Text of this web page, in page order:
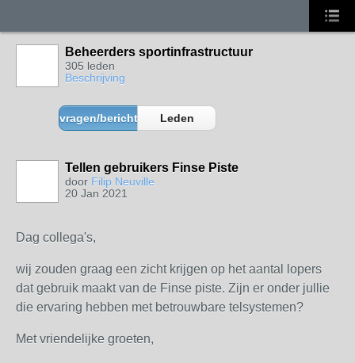
Beheerders sportinfrastructuur
305 leden
Beschrijving
vragen/berichten Leden
Tellen gebruikers Finse Piste
door Filip Neuville
20 Jan 2021
Dag collega's,
wij zouden graag een zicht krijgen op het aantal lopers
dat gebruik maakt van de Finse piste. Zijn er onder jullie
die ervaring hebben met betrouwbare telsystemen?
Met vriendelijke groeten,